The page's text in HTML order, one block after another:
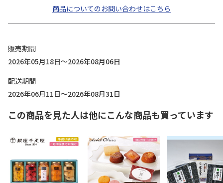
商品についてのお問い合わせはこちら
販売期間
2026年05月18日～2026年08月06日
配送期間
2026年06月11日～2026年08月31日
この商品を見た人は他にこんな商品も買っています